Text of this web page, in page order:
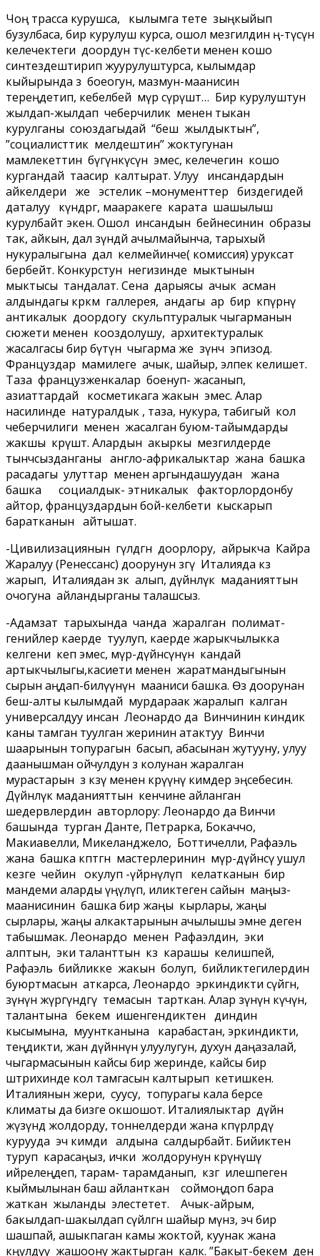
Чоң трасса курушса, кылымга тете зыңкыйып
бузулбаса, бир курулуш курса, ошол мезгилдин өң-түсүн
келечектеги доордун түс-келбети менен кошо
синтездештирип жуурулуштурса, кылымдар
кыйырында өз боеогун, мазмун-маанисин
тереңдетип, кебелбей өмүр сүрүшөт… Бир курулуштун
жылдап-жылдап чеберчилик менен тыкан
курулганы союздагыдай “беш жылдыктын”,
”социалисттик мелдештин” жоктугунан
мамлекеттин бүгүнкүсүн эмес, келечегин кошо
кургандай таасир калтырат. Улуу инсандардын
айкелдери же эстелик –монументтер биздегидей
даталуу күндөргө, мааракеге карата шашылыш
курулбайт экен. Ошол инсандын бейнесинин образы
так, айкын, дал өзүндөй ачылмайынча, тарыхый
нукуралыгына дал келмейинче( комиссия) уруксат
бербейт. Конкурстун негизинде мыктынын
мыктысы тандалат. Сена дарыясы ачык асман
алдындагы көркөм галлерея, андагы ар бир көпүрөнү
антикалык доордогу скульптуралык чыгарманын
сюжети менен кооздолушу, архитектуралык
жасалгасы бир бүтүн чыгарма же өзүнчө эпизод.
Француздар мамилеге ачык, шайыр, элпек келишет.
Таза французженкалар боенуп- жасанып,
азиаттардай косметикага жакын эмес. Алар
насилинде натуралдык , таза, нукура, табигый кол
чеберчилиги менен жасалган буюм-тайымдарды
жакшы көрүшөт. Алардын акыркы мезгилдерде
тынчсызданганы англо-африкалыктар жана башка
расадагы улуттар менен аргындашуудан жана
башка социалдык- этникалык факторлордонбу
айтор, француздардын бой-келбети кыскарып
баратканын айтышат.
-Цивилизациянын гүлдөгөн доорлору, айрыкча Кайра
Жаралуу (Ренессанс) доорунун өзөгү Италияда көз
жарып, Италиядан өзөк алып, дүйнөлүк маданияттын
очогуна айландырганы талашсыз.
-Адамзат тарыхында чанда жаралган полимат-
генийлер каерде туулуп, каерде жарыкчылыкка
келгени кеп эмес, өмүр-дүйнөсүнүн кандай
артыкчылыгы,касиети менен жаратмандыгынын
сырын аңдап-билүүнүн мааниси башка. Өз доорунан
беш-алты кылымдай мурдараак жаралып калган
универсалдуу инсан Леонардо да Винчинин киндик
каны тамган туулган жеринин атактуу Винчи
шаарынын топурагын басып, абасынан жутууну, улуу
даанышман ойчулдун өз колунан жаралган
мурастарын өз көзү менен көрүүнү кимдер эңсебесин.
Дүйнөлүк маданияттын кенчине айланган
шедервлердин авторлору: Леонардо да Винчи
башында турган Данте, Петрарка, Бокаччо,
Макиавелли, Микеланджело, Боттичелли, Рафаэль
жана башка көптөгөн мастерлеринин өмүр-дүйнөсү ушул
кезге чейин окулуп -үйрөнүлүп келатканын бир
мандеми аларды үңүлүп, иликтеген сайын маңыз-
маанисинин башка бир жаңы кырлары, жаңы
сырлары, жаңы алкактарынын ачылышы эмне деген
табышмак. Леонардо менен Рафаэлдин, эки
алптын, эки таланттын көз карашы келишпей,
Рафаэль бийликке жакын болуп, бийликтегилердин
буюртмасын аткарса, Леонардо эркиндикти сүйгөн,
өзүнүн жүрөгүндөгү темасын тарткан. Алар өзүнүн күчүнө,
талантына бекем ишенгендиктен диндин
кысымына, муунтканына карабастан, эркиндикти,
теңдикти, жан дүйнөнүн улуулугун, духун даңазалай,
чыгармасынын кайсы бир жеринде, кайсы бир
штрихинде кол тамгасын калтырып кетишкен.
Италиянын жери, суусу, топурагы кала берсе
климаты да бизге окшошот. Италиялыктар дүйнө
жүзүндө жолдорду, тоннелдерди жана көпүрөлөрдү
курууда эч кимди алдына салдырбайт. Бийиктен
туруп карасаңыз, ички жолдорунун көрүнүшү
ийрелеңдеп, тарам- тарамданып, көзгө илешпеген
кыймылынан баш айланткан соймоңдоп бара
жаткан жыланды элестетет. Ачык-айрым,
бакылдап-шакылдап сүйлөгөн шайыр мүнөз, эч бир
шашпай, ашыкпаган камы жоктой, куунак жана
көңүлдүү жашоону жактырган калк. ”Бакыт-бекем ден